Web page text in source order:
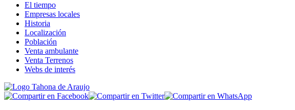
El tiempo
Empresas locales
Historia
Localización
Población
Venta ambulante
Venta Terrenos
Webs de interés